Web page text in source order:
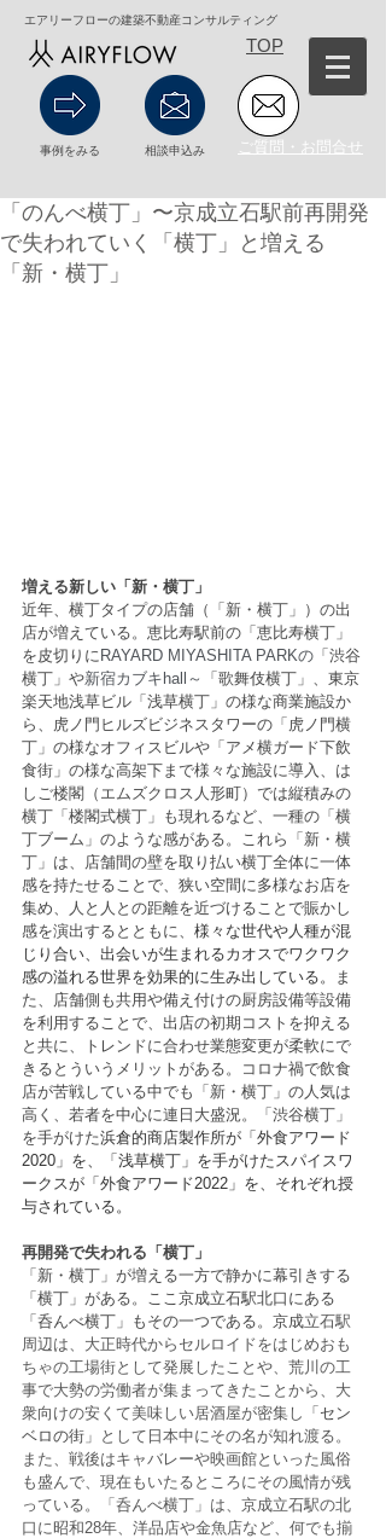
エアリーフローの建築不動産コンサルティング
TOP
事例をみる 相談申込み ご質問・お問合せ
「のんべ横丁」〜京成立石駅前再開発
で失われていく「横丁」と増える
「新・横丁」
増える新しい「新・横丁」
近年、横丁タイプの店舗（「新・横丁」）の出
店が増えている。恵比寿駅前の「恵比寿横丁」
を皮切りに RAYARD MIYASHITA PARKの 「渋谷
横丁」や新宿カブキhall～
「歌舞伎横丁」、東京
楽天地浅草ビル「浅草横丁」の様な商業施設か
ら、虎ノ門ヒルズビジネスタワーの「虎ノ門横
丁」の様なオフィスビルや「アメ横ガード下飲
食街」の様な高架下まで様々な施設に導入、は
しご楼閣（エムズクロス人形町）では縦積みの
横丁「楼閣式横丁」も現れるなど、一種の「横
丁ブーム」のような感がある。これら「新・横
丁」は、店舗間の壁を取り払い横丁全体に一体
感を持たせることで、狭い空間に多様なお店を
集め、人と人との距離を近づけることで賑かし
感を演出するとともに、 様々な世代や人種が混
じり合い、出会いが生まれるカオスでワクワク
感の溢れる世界を効果的に生み出している。
ま
た、店舗側も共用や備え付けの厨房設備等設備
を利用することで、出店の初期コストを抑える
と共に、トレンドに合わせ業態変更が柔軟にで
きるとういうメリットがある。コロナ禍で飲食
店が苦戦している中でも「新・横丁」の人気は
高く、若者を中心に連日大盛況。「渋谷横丁」
を手がけた浜倉的商店製作所が「外食アワード
2020」を、「浅草横丁」を手がけたスパイスワ
ークスが「外食アワード2022」を、それぞれ授
与されている。
再開発で失われる「横丁」
「新・横丁」が増える一方で静かに幕引きする
「横丁」がある。ここ京成立石駅北口にある
「呑んべ横丁」もその一つである。京成立石駅
周辺は、大正時代からセルロイドをはじめおも
ちゃの工場街として発展したことや、荒川の工
事で大勢の労働者が集まってきたことから、大
衆向けの安くて美味しい居酒屋が密集し 「セン
ベロの街」 として日本中にその名が知れ渡る。
また、戦後はキャバレーや映画館といった風俗
も盛んで、現在もいたるところにその風情が残
っている。「呑んべ横丁」は、京成立石駅の北
口に昭和28年、洋品店や金魚店など、何でも揃